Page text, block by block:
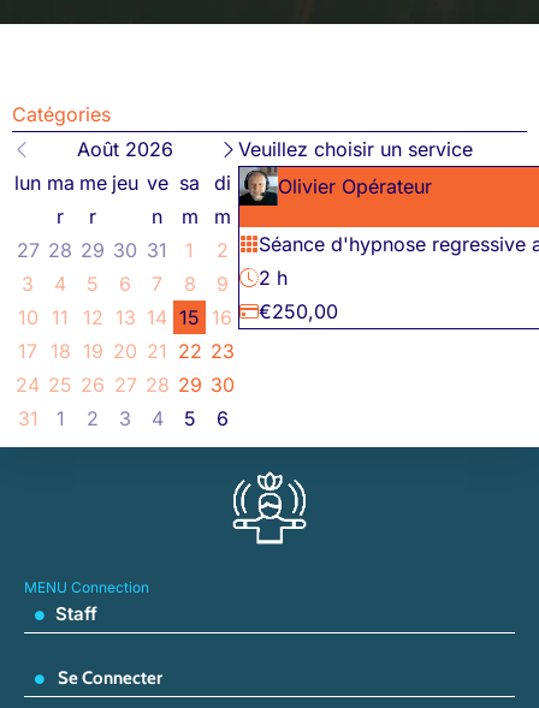
Catégories
Août 2026
lun ma
r
me
r
jeu ve
n
sa
m
di
m
27 28 29 30 31 1
2
3
4 5 6 7 8
9
10
11 12 13 14 15 16
17 18 19 20 21 22 23
24 25 26 27 28 29 30
31
1 2 3 4 5 6
Veuillez choisir un service
Olivier Opérateur
Séance d'hypnose regressive
2 h
€250,00
MENU Connection
Staff
Se Connecter